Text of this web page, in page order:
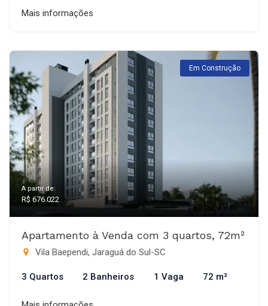
Mais informações
Em Construção
A partir de:
R$ 676.022
Apartamento à Venda com 3 quartos, 72m²
Vila Baependi, Jaraguá do Sul-SC
3 Quartos 2 Banheiros 1 Vaga 72 m²